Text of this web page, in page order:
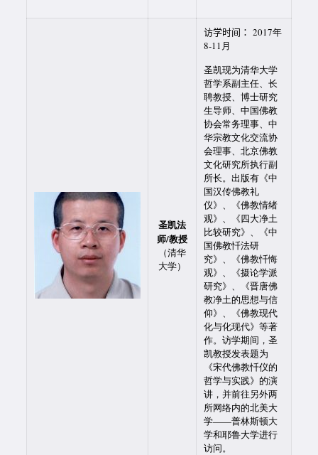
圣凯法
师/教授
（清华
大学）
访学时间： 2017年
8-11月
圣凯现为清华大学
哲学系副主任、长
聘教授、博士研究
生导师、中国佛教
协会常务理事、中
华宗教文化交流协
会理事、北京佛教
文化研究所执行副
所长。出版有《中
国汉传佛教礼
仪》、《佛教情绪
观》、《四大净土
比较研究》、《中
国佛教忏法研
究》、《佛教忏悔
观》、《摄论学派
研究》、《晋唐佛
教净土的思想与信
仰》、《佛教现代
化与化现代》等著
作。访学期间，圣
凯教授发表题为
《宋代佛教忏仪的
哲学与实践》的演
讲，并前往另外两
所网络内的北美大
学——普林斯顿大
学和耶鲁大学进行
访问。